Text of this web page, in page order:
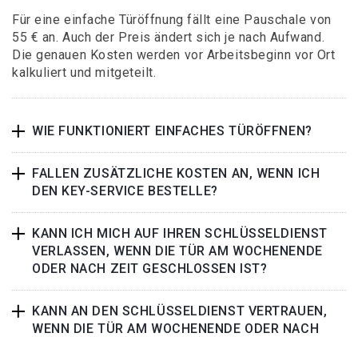
Für eine einfache Türöffnung fällt eine Pauschale von
55 € an. Auch der Preis ändert sich je nach Aufwand.
Die genauen Kosten werden vor Arbeitsbeginn vor Ort
kalkuliert und mitgeteilt.
WIE FUNKTIONIERT EINFACHES TÜRÖFFNEN?
FALLEN ZUSÄTZLICHE KOSTEN AN, WENN ICH
DEN KEY-SERVICE BESTELLE?
KANN ICH MICH AUF IHREN SCHLÜSSELDIENST
VERLASSEN, WENN DIE TÜR AM WOCHENENDE
ODER NACH ZEIT GESCHLOSSEN IST?
KANN AN DEN SCHLÜSSELDIENST VERTRAUEN,
WENN DIE TÜR AM WOCHENENDE ODER NACH